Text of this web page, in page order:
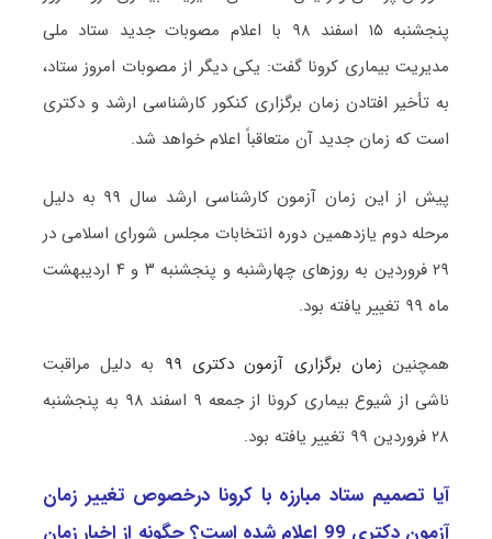
پنجشنبه ۱۵ اسفند ۹۸ با اعلام مصوبات جدید ستاد ملی
مدیریت بیماری کرونا گفت: یکی دیگر از مصوبات امروز ستاد،
به تأخیر افتادن زمان برگزاری کنکور کارشناسی ارشد و دکتری
است که زمان جدید آن متعاقباً اعلام خواهد شد.
پیش از این زمان آزمون کارشناسی ارشد سال ۹۹ به دلیل
مرحله دوم یازدهمین دوره انتخابات مجلس شورای اسلامی در
۲۹ فروردین به روزهای چهارشنبه و پنجشنبه ۳ و ۴ اردیبهشت
ماه ۹۹ تغییر یافته بود.
همچنین زمان برگزاری آزمون دکتری ۹۹
به دلیل مراقبت
ناشی از شیوع بیماری کرونا از جمعه ۹ اسفند ۹۸ به پنجشنبه
۲۸ فروردین ۹۹ تغییر یافته بود.
آیا تصمیم ستاد مبارزه با کرونا درخصوص تغییر زمان
آزمون دکتری 99 اعلام شده است؟ چگونه از اخبار زمان